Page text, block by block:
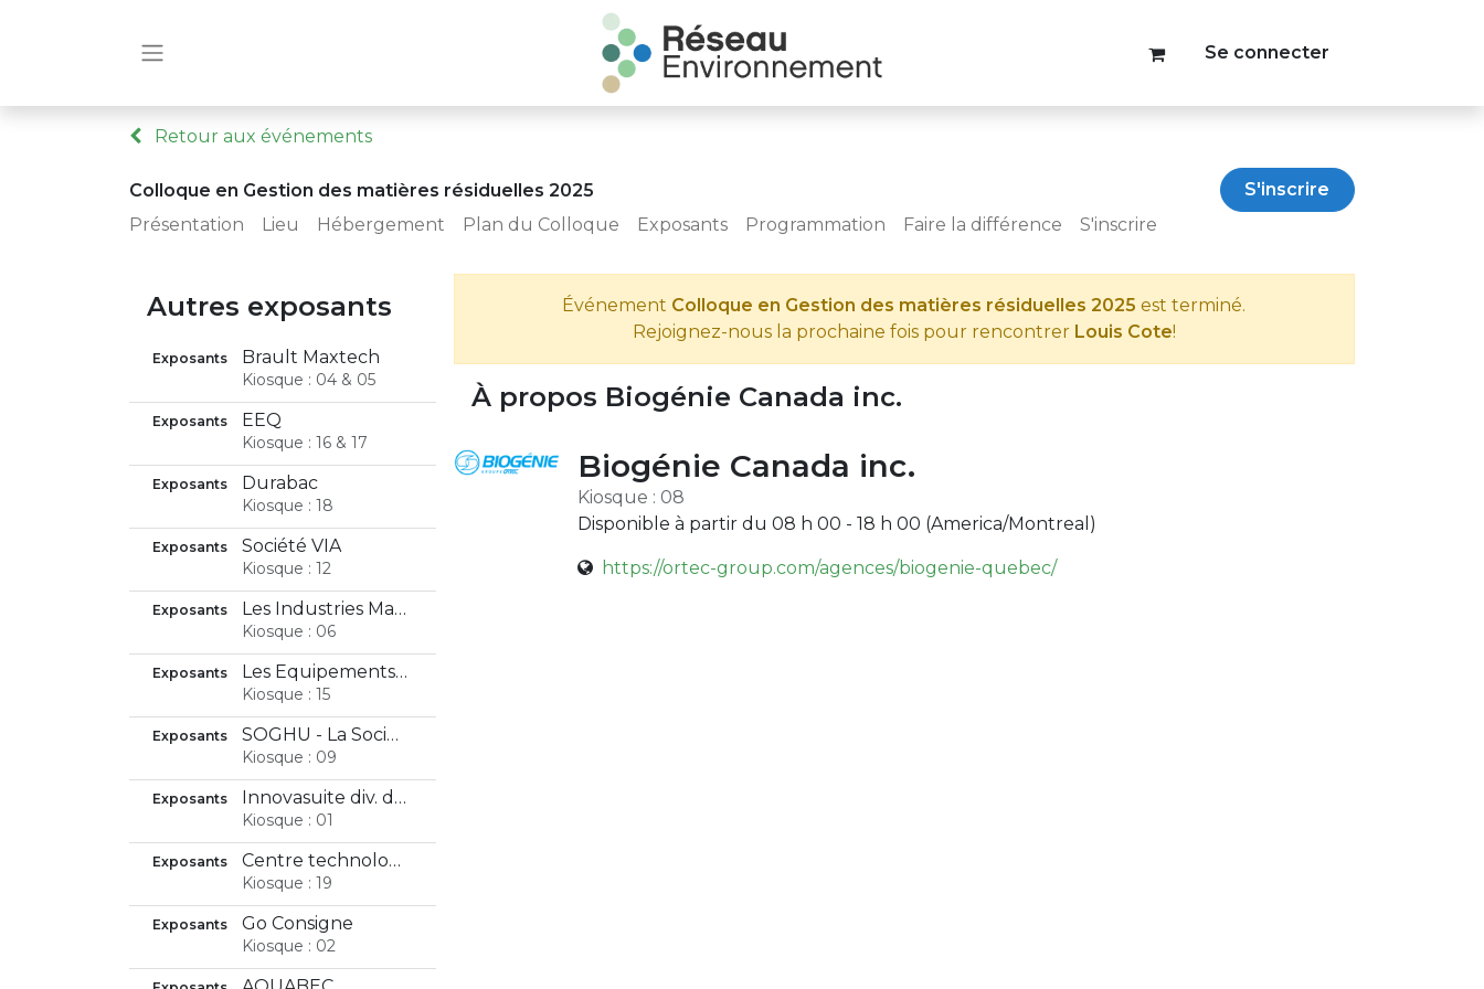
Se connecter
Retour aux événements
Colloque en Gestion des matières résiduelles 2025
S'inscrire
Présentation
Lieu Hébergement Plan du Colloque Exposants Programmation Faire la différence S'inscrire
Autres exposants
Exposants Brault Maxtech
Kiosque : 04 & 05
Exposants EEQ
Kiosque : 16 & 17
Exposants Durabac
Kiosque : 18
Exposants Société VIA
Kiosque : 12
Exposants Les Industries Machinex Inc.
Kiosque : 06
Exposants Les Équipements Polychem inc.
Kiosque : 15
Exposants SOGHU - La Société de gestion des huiles usagées
Kiosque : 09
Exposants Innovasuite div. de Pg Solutions
Kiosque : 01
Exposants Centre technologique des résidus industriels (ctri)
Kiosque : 19
Exposants Go Consigne
Kiosque : 02
Événement Colloque en Gestion des matières résiduelles 2025 est terminé.
Rejoignez-nous la prochaine fois pour rencontrer Louis Cote!
À propos Biogénie Canada inc.
Biogénie Canada inc.
Kiosque : 08
Disponible à partir du 08 h 00 - 18 h 00 (America/Montreal )
https://ortec-group.com/agences/biogenie-quebec/